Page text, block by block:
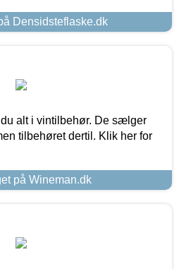
Densidsteflaske.dk
alt i vintilbehør. De sælger
tilbehøret dertil. Klik her for
på Wineman.dk